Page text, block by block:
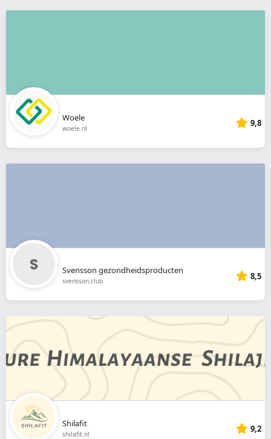
Woele
woele.nl 9,8
Svensson gezondheidsproducten
svensson.club 8,5
Shilafit
shilafit.nl 9,2